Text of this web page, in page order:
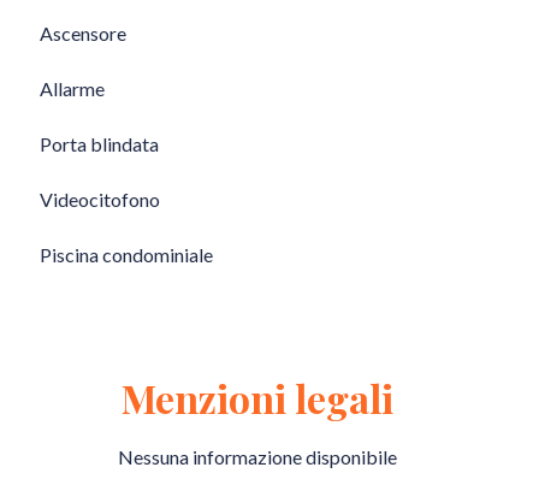
Ascensore
Allarme
Porta blindata
Videocitofono
Piscina condominiale
Menzioni legali
Nessuna informazione disponibile